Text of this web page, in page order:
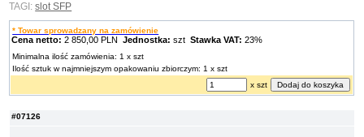
#07126
TAGI:slot SFP
* Towar sprowadzany na zamówienie
Cena netto: 2 850,00 PLNJednostka: sztStawka VAT: 23%
Minimalna ilość zamówienia: 1 x szt
Ilość sztuk w najmniejszym opakowaniu zbiorczym: 1 x szt
x szt